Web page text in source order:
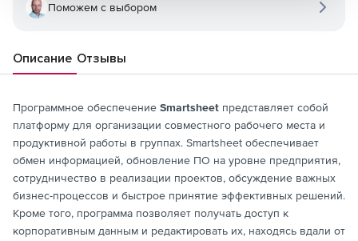
Поможем с выбором
Описание Отзывы
Программное обеспечение Smartsheet представляет собой
платформу для организации совместного рабочего места и
продуктивной работы в группах. Smartsheet обеспечивает
обмен информацией, обновление ПО на уровне предприятия,
сотрудничество в реализации проектов, обсуждение важных
бизнес-процессов и быстрое принятие эффективных решений.
Кроме того, программа позволяет получать доступ к
корпоративным данным и редактировать их, находясь вдали от